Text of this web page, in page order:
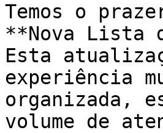
Temos o
**Nova Lista
Esta
experiência
organizada,
volume de